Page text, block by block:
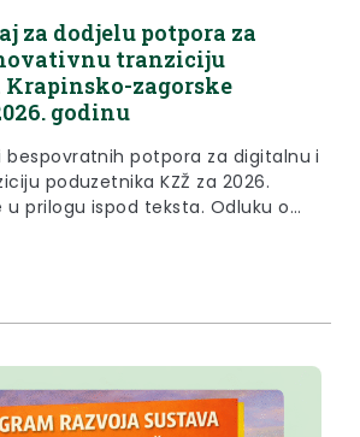
za dodjelu potpora za
tranziciju
zagorske
godinu
bespovratnih potpora za digitalnu i
poduzetnika KZŽ za 2026.
u prilogu ispod teksta. Odluku o
Javnog natječaja nalazi se u